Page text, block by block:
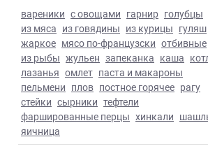
вареники с овощами гарнир голубцы
из мяса из говядины из курицы гуляш
жаркое мясо по-французски отбивные
из рыбы жульен запеканка каша
лазанья омлет паста и макароны
пельмени плов постное горячее рагу
стейки сырники тефтели
фаршированные перцы хинкали
яичница